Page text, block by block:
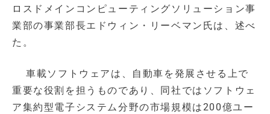
ロスドメインコンピューティングソリューション事
業部の事業部長エドウィン・リーベマン氏は、述べ
た。
車載ソフトウェアは、自動車を発展させる上で
重要な役割を担うものであり、同社ではソフトウェ
ア集約型電子システム分野の市場規模は200億ユー